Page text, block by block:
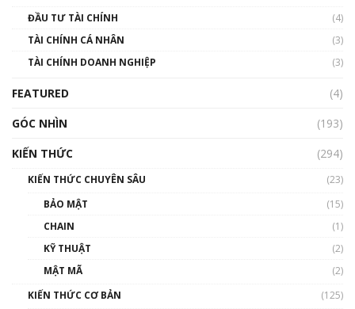
00:02:14
Nhìn lại năm 2022: Những sự kiện ảnh hưởng
đến hệ sinh thái tiền mã hoá | Phổ cập
00:43:47
ĐẦU TƯ TÀI CHÍNH
(4)
TÀI CHÍNH CÁ NHÂN
(3)
TÀI CHÍNH DOANH NGHIỆP
(3)
FEATURED
(4)
GÓC NHÌN
(193)
KIẾN THỨC
(294)
KIẾN THỨC CHUYÊN SÂU
(23)
BẢO MẬT
(15)
CHAIN
(1)
KỸ THUẬT
(2)
MẬT MÃ
(2)
KIẾN THỨC CƠ BẢN
(125)